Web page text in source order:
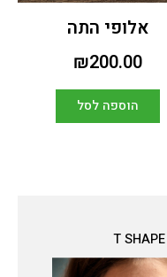
אלופי התה
₪200.00
הוספה לסל